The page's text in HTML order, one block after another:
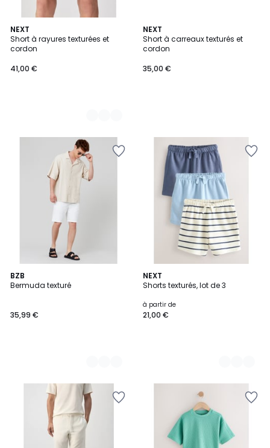
NEXT
Short à rayures texturées et
cordon
41,00 €
2
Couleurs
NEXT
Short à carreaux texturés et
cordon
35,00 €
BZB
Bermuda texturé
35,99 €
2
Couleurs
NEXT
Shorts texturés, lot de 3
à partir de
21,00 €
2
Couleurs